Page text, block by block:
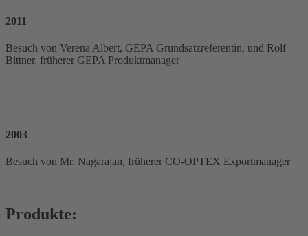
2011
Besuch von Verena Albert, GEPA Grundsatzreferentin, und Rolf
Bittner, früherer GEPA Produktmanager
2003
Besuch von Mr. Nagarajan, früherer CO-OPTEX Exportmanager
Produkte: